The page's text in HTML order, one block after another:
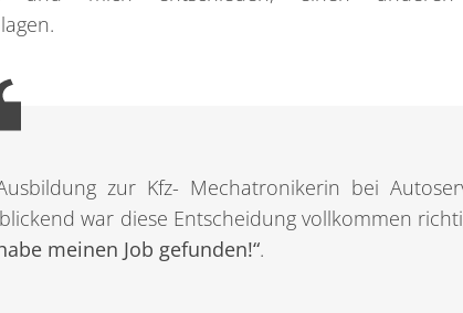
zur Kfz- Mechatronikerin bei
war diese Entscheidung vollkommen
meinen Job gefunden!“.